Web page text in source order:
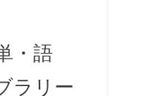
・語
ラリー